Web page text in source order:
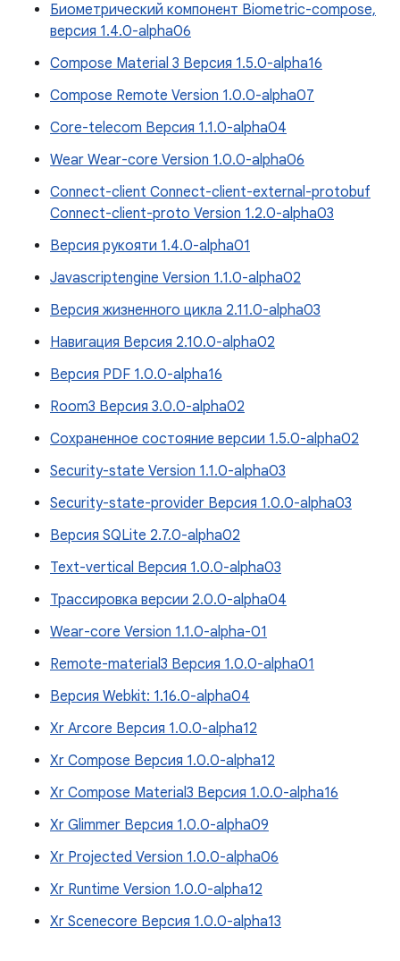
Биометрический компонент Biometric-compose,
версия 1.4.0-alpha06
Compose Material 3 Версия 1.5.0-alpha16
Compose Remote Version 1.0.0-alpha07
Core-telecom Версия 1.1.0-alpha04
Wear Wear-core Version 1.0.0-alpha06
Connect-client Connect-client-external-protobuf
Connect-client-proto Version 1.2.0-alpha03
Версия рукояти 1.4.0-alpha01
Javascriptengine Version 1.1.0-alpha02
Версия жизненного цикла 2.11.0-alpha03
Навигация Версия 2.10.0-alpha02
Версия PDF 1.0.0-alpha16
Room3 Версия 3.0.0-alpha02
Сохраненное состояние версии 1.5.0-alpha02
Security-state Version 1.1.0-alpha03
Security-state-provider Версия 1.0.0-alpha03
Версия SQLite 2.7.0-alpha02
Text-vertical Версия 1.0.0-alpha03
Трассировка версии 2.0.0-alpha04
Wear-core Version 1.1.0-alpha-01
Remote-material3 Версия 1.0.0-alpha01
Версия Webkit: 1.16.0-alpha04
Xr Arcore Версия 1.0.0-alpha12
Xr Compose Версия 1.0.0-alpha12
Xr Compose Material3 Версия 1.0.0-alpha16
Xr Glimmer Версия 1.0.0-alpha09
Xr Projected Version 1.0.0-alpha06
Xr Runtime Version 1.0.0-alpha12
Xr Scenecore Версия 1.0.0-alpha13